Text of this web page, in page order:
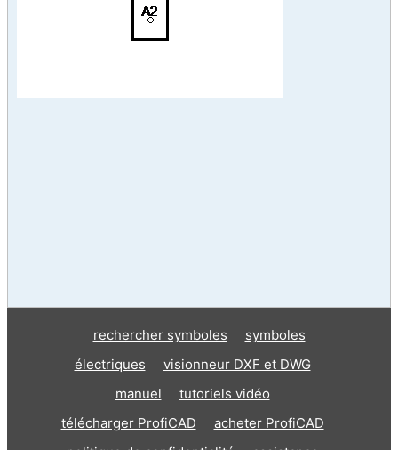
rechercher symboles
symboles
électriques
visionneur DXF et DWG
manuel
tutoriels vidéo
télécharger ProfiCAD
acheter ProfiCAD